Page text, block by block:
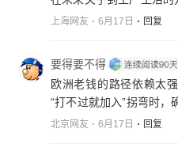
上海网友 6月17日 回复
要得要不得
欧洲老钱的路径依赖太
“打不过就加入”拐弯时，
北京网友 6月17日 回复